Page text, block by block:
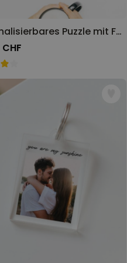
Personalisierbares Puzzle mit Foto und Text